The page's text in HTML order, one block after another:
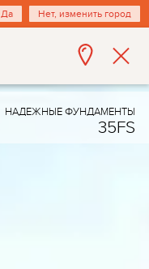
Да Нет, изменить город
НАДЕЖНЫЕ ФУНДАМЕНТЫ
35FS